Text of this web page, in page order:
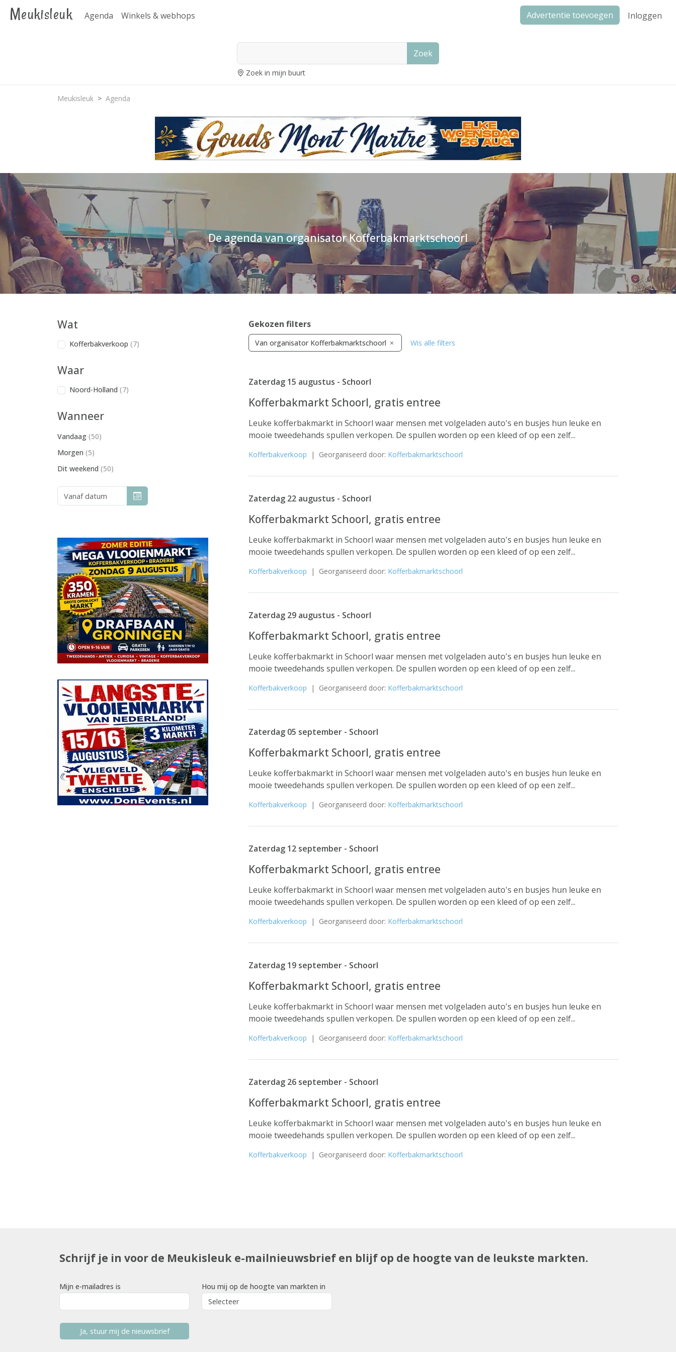
Meukisleuk Agenda Winkels & webhops Advertentie toevoegen Inloggen
Zoek
Zoek in mijn buurt
Meukisleuk Agenda
De agenda van organisator Kofferbakmarktschoorl
Wat
Kofferbakverkoop (7)
Waar
Noord-Holland (7)
Wanneer
Vandaag (50)
Morgen (5)
Dit weekend (50)
Gekozen filters
Van organisator Kofferbakmarktschoorl Wis alle filters
Zaterdag 15 augustus - Schoorl
Kofferbakmarkt Schoorl, gratis entree
Leuke kofferbakmarkt in Schoorl waar mensen met volgeladen auto's en busjes hun leuke en
mooie tweedehands spullen verkopen. De spullen worden op een kleed of op een zelf...
Kofferbakverkoop | Georganiseerd door: Kofferbakmarktschoorl
Zaterdag 22 augustus - Schoorl
Kofferbakmarkt Schoorl, gratis entree
Leuke kofferbakmarkt in Schoorl waar mensen met volgeladen auto's en busjes hun leuke en
mooie tweedehands spullen verkopen. De spullen worden op een kleed of op een zelf...
Kofferbakverkoop | Georganiseerd door: Kofferbakmarktschoorl
Zaterdag 29 augustus - Schoorl
Kofferbakmarkt Schoorl, gratis entree
Leuke kofferbakmarkt in Schoorl waar mensen met volgeladen auto's en busjes hun leuke en
mooie tweedehands spullen verkopen. De spullen worden op een kleed of op een zelf...
Kofferbakverkoop | Georganiseerd door: Kofferbakmarktschoorl
Zaterdag 05 september - Schoorl
Kofferbakmarkt Schoorl, gratis entree
Leuke kofferbakmarkt in Schoorl waar mensen met volgeladen auto's en busjes hun leuke en
mooie tweedehands spullen verkopen. De spullen worden op een kleed of op een zelf...
Kofferbakverkoop | Georganiseerd door: Kofferbakmarktschoorl
Zaterdag 12 september - Schoorl
Kofferbakmarkt Schoorl, gratis entree
Leuke kofferbakmarkt in Schoorl waar mensen met volgeladen auto's en busjes hun leuke en
mooie tweedehands spullen verkopen. De spullen worden op een kleed of op een zelf...
Kofferbakverkoop | Georganiseerd door: Kofferbakmarktschoorl
Zaterdag 19 september - Schoorl
Kofferbakmarkt Schoorl, gratis entree
Leuke kofferbakmarkt in Schoorl waar mensen met volgeladen auto's en busjes hun leuke en
mooie tweedehands spullen verkopen. De spullen worden op een kleed of op een zelf...
Kofferbakverkoop | Georganiseerd door: Kofferbakmarktschoorl
Zaterdag 26 september - Schoorl
Kofferbakmarkt Schoorl, gratis entree
Leuke kofferbakmarkt in Schoorl waar mensen met volgeladen auto's en busjes hun leuke en
mooie tweedehands spullen verkopen. De spullen worden op een kleed of op een zelf...
Kofferbakverkoop | Georganiseerd door: Kofferbakmarktschoorl
Schrijf je in voor de Meukisleuk e-mailnieuwsbrief en blijf op de hoogte van de leukste markten.
Mijn e-mailadres is Hou mij op de hoogte van markten in
Ja, stuur mij de nieuwsbrief